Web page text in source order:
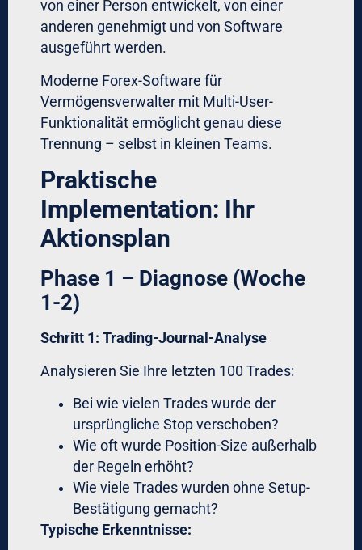
Alle 90 Tage wird die Strategie komplett
reviewt:
aktuellen Markt-Regime?
Gab es systematische Abweichungen
vom Plan?
Müssen Parameter adjustiert werden?
Für Devisenhandel für Family Offices:
Nutzen Sie globale
Devisenhandelslösungen mit integrierten
Reporting-Tools. Automatische Generierung
Trade-Distribution-Analysen
Risk-Adjusted-Return-Metriken
(Sharpe, Sortino, Calmar)
emotionale Muster)
Die Zukunft: KI und
emotionsloses Trading
Machine Learning für
Regime-Detection
Moderne FX-Software für Profis nutzt